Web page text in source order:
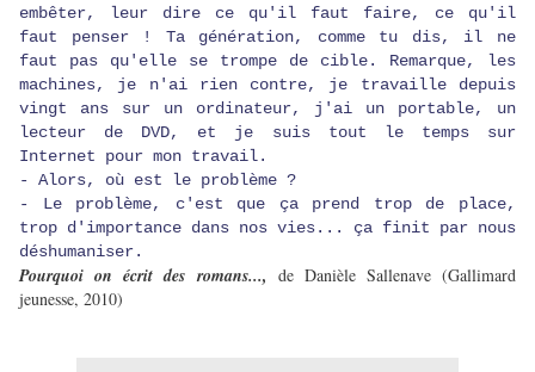
embêter, leur dire ce qu'il faut faire, ce qu'il
faut penser ! Ta génération, comme tu dis, il ne
faut pas qu'elle se trompe de cible. Remarque, les
machines, je n'ai rien contre, je travaille depuis
vingt ans sur un ordinateur, j'ai un portable, un
lecteur de DVD, et je suis tout le temps sur
Internet pour mon travail.
- Alors, où est le problème ?
- Le problème, c'est que ça prend trop de place,
trop d'importance dans nos vies... ça finit par nous
déshumaniser.
Pourquoi on écrit des romans..., de Danièle Sallenave (Gallimard
jeunesse, 2010)